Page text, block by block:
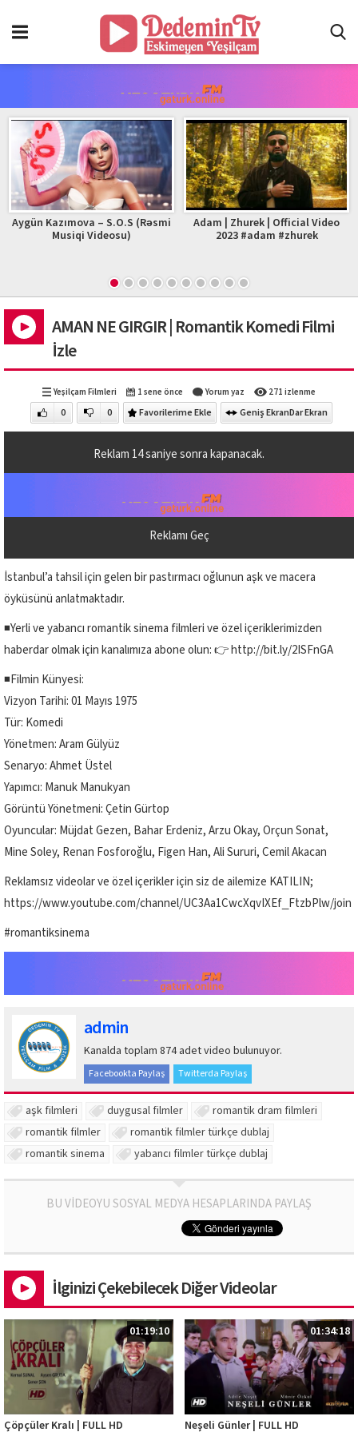
Aygün Kazımova – S.O.S (Rəsmi
Musiqi Videosu)
Adam | Zhurek | Official Video
2023 #adam #zhurek
AMAN NE GIRGIR | Romantik Komedi Filmi
İzle
Yeşilçam Filmleri 1 sene önce Yorum yaz 271 izlenme
0 0 Favorilerime Ekle Geniş EkranDar Ekran
Reklam 13saniye sonra kapanacak.
Reklamı Geç
İstanbul’a tahsil için gelen bir pastırmacı oğlunun aşk ve macera
öyküsünü anlatmaktadır.
◾Yerli ve yabancı romantik sinema filmleri ve özel içeriklerimizden
haberdar olmak için kanalımıza abone olun: 👉 http://bit.ly/2ISFnGA
◾Filmin Künyesi:
Vizyon Tarihi: 01 Mayıs 1975
Tür: Komedi
Yönetmen: Aram Gülyüz
Senaryo: Ahmet Üstel
Yapımcı: Manuk Manukyan
Görüntü Yönetmeni: Çetin Gürtop
Oyuncular: Müjdat Gezen, Bahar Erdeniz, Arzu Okay, Orçun Sonat,
Mine Soley, Renan Fosforoğlu, Figen Han, Ali Sururi, Cemil Akacan
Reklamsız videolar ve özel içerikler için siz de ailemize KATILIN;
https://www.youtube.com/channel/UC3Aa1CwcXqvIXEf_FtzbPlw/join
#romantiksinema
admin
Kanalda toplam 874 adet video bulunuyor.
Facebookta Paylaş Twitterda Paylaş
aşk filmleri duygusal filmler
romantik dram filmleri
romantik filmler
romantik filmler türkçe dublaj
romantik sinema
yabancı filmler türkçe dublaj
BU VİDEOYU SOSYAL MEDYA HESAPLARINDA PAYLAŞ
İlginizi Çekebilecek Diğer Videolar
01:19:10
Çöpçüler Kralı | FULL HD
01:34:18
Neşeli Günler | FULL HD